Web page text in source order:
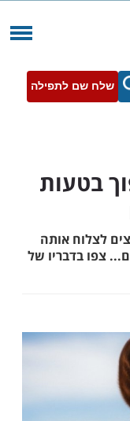
שם לתפילה
בטעות
בדבריו של